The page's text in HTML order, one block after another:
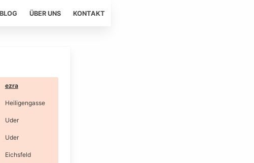
BLOG ÜBER UNS KONTAKT
ezra
Heiligengasse
Uder
Uder
Eichsfeld